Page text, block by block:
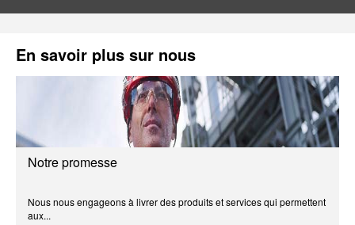
En savoir plus sur nous
Notre promesse
Nous nous engageons à livrer des produits et services qui permettent
aux...